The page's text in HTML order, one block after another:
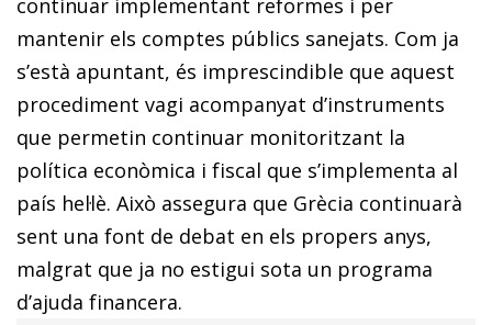
mantenir els comptes públics sanejats. Com ja
s’està apuntant, és im­­prescindible que aquest
procediment vagi acompanyat d’instruments
que permetin continuar monitoritzant la
política econòmica i fiscal que s’implementa al
país hel·lè. Això assegura que Grècia continuarà
sent una font de debat en els propers anys,
malgrat que ja no estigui sota un programa
d’ajuda financera.